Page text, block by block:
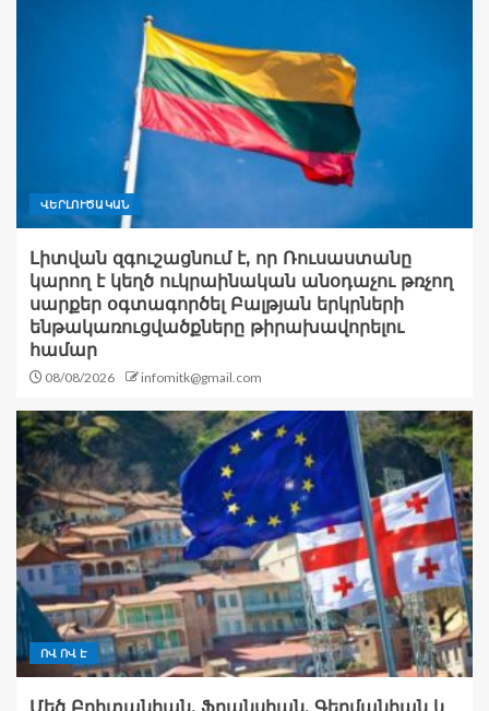
ՎԵՐԼՈՒԾԱԿԱՆ
Լիտվան զգուշացնում է, որ Ռուսաստանը
կարող է կեղծ ուկրաինական անօդաչու թռչող
սարքեր օգտագործել Բալթյան երկրների
ենթակառուցվածքները թիրախավորելու
համար
08/08/2026 infomitk@gmail.com
ՈՎ ՈՎ Է
Մեծ Բրիտանիան, Ֆրանսիան, Գերմանիան և